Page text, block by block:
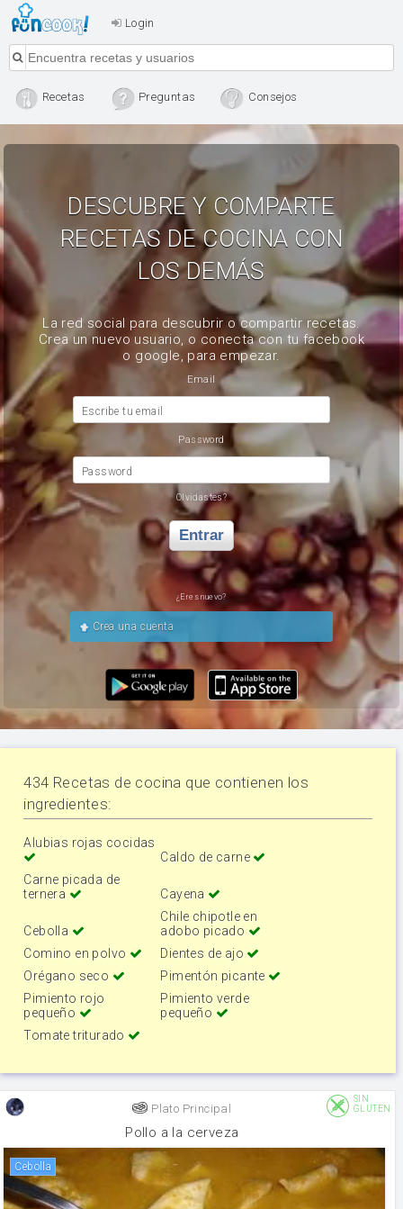
Login
Recetas Preguntas Consejos
DESCUBRE Y COMPARTE
RECETAS DE COCINA CON
LOS DEMÁS
La red social para descubrir o compartir recetas.
Crea un nuevo usuario, o conecta con tu facebook
o google, para empezar.
Email
Escribe tu email
Password
Password
Olvidastes?
Entrar
¿Eres nuevo?
Crea una cuenta
434 Recetas de cocina que contienen los
ingredientes:
Alubias rojas cocidas
Caldo de carne
Carne picada de
ternera
Cayena
Cebolla
Chile chipotle en
adobo picado
Comino en polvo
Dientes de ajo
Orégano seco
Pimentón picante
Pimiento rojo
pequeño
Pimiento verde
pequeño
Tomate triturado
Plato Principal
SIN
GLUTEN
Pollo a la cerveza
cebolla